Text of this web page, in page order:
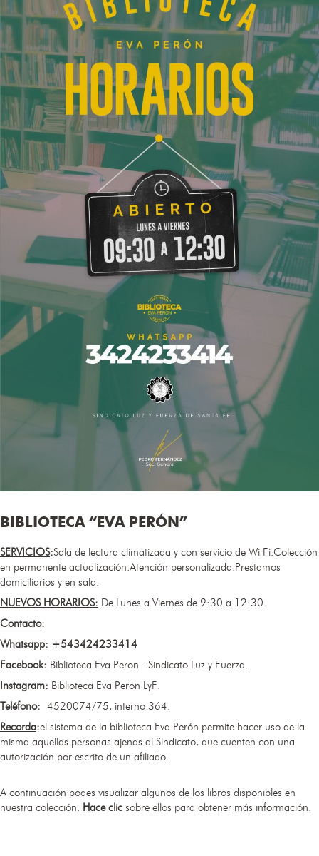
BIBLIOTECA “EVA PERÓN”
SERVICIOS:Sala de lectura climatizada y con servicio de Wi Fi.Colección
en permanente actualización.Atención personalizada.Prestamos
domiciliarios y en sala.
NUEVOS HORARIOS:​ De Lunes a Viernes de 9:30 a 12:30.
Contacto:
Whatsapp: +543424233414
Facebook: Biblioteca Eva Peron - Sindicato Luz y Fuerza.
Instagram: Biblioteca Eva Peron LyF.
Teléfono: 4520074/75, interno 364.
Recorda:el sistema de la biblioteca Eva Perón permite hacer uso de la
misma aquellas personas ajenas al Sindicato, que cuenten con una
autorización por escrito de un afiliado.
A continuación podes visualizar algunos de los libros disponibles en
nuestra colección. Hace clic sobre ellos para obtener más información.